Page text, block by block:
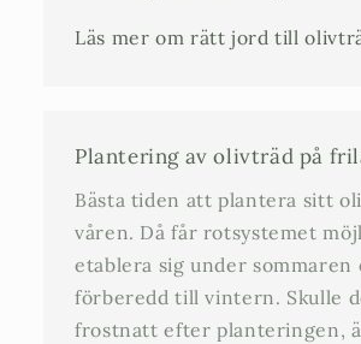
Läs mer om rätt jord till
Plantering av olivträd på
Bästa tiden att plantera sitt
våren. Då får rotsystemet
etablera sig under sommaren
förberedd till vintern. Skulle
frostnatt efter planteringen,